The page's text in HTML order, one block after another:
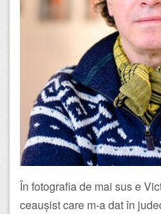
În fotografia de mai sus e
ceaușist care m-a dat în